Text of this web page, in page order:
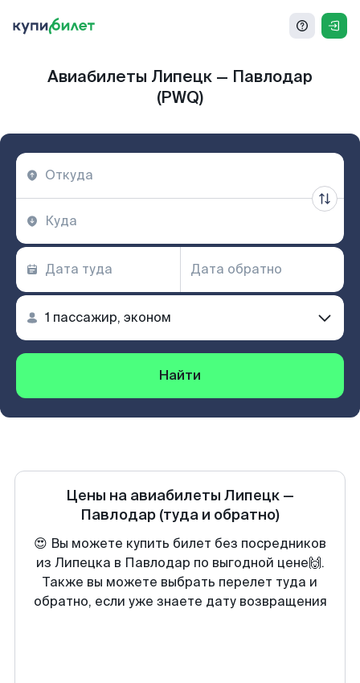
Авиабилеты Липецк — Павлодар
(PWQ)
Найти
Цены на авиабилеты Липецк —
Павлодар (туда и обратно)
😍 Вы можете купить билет без посредников
из Липецка в Павлодар по выгодной цене🙌.
Также вы можете выбрать перелет туда и
обратно, если уже знаете дату возвращения